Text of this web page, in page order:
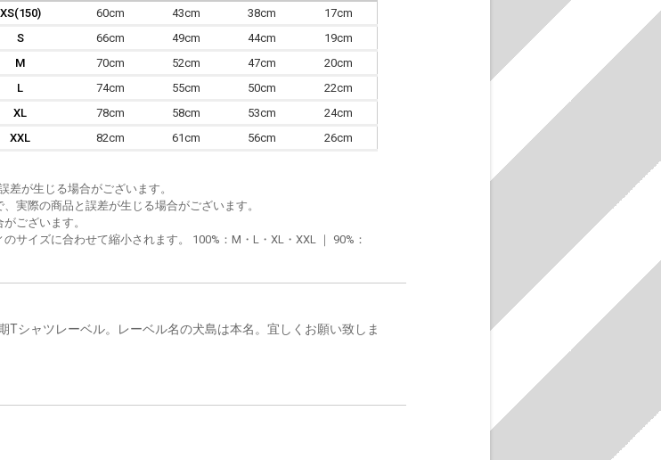
XS(150)
60cm 43cm 38cm
17cm
S
66cm 49cm 44cm
19cm
M
70cm 52cm 47cm
20cm
L
74cm 55cm 50cm
22cm
XL
78cm 58cm 53cm
24cm
XXL
82cm 61cm 56cm 26cm
が生じる場合がございます。
実際の商品と誤差が生じる場合がございます。
ございます。
サイズに合わせて縮小されます。 100%：M・L・XL・XXL ｜ 90%：
Tシャツレーベル。レーベル名の犬島は本名。宜しくお願い致しま